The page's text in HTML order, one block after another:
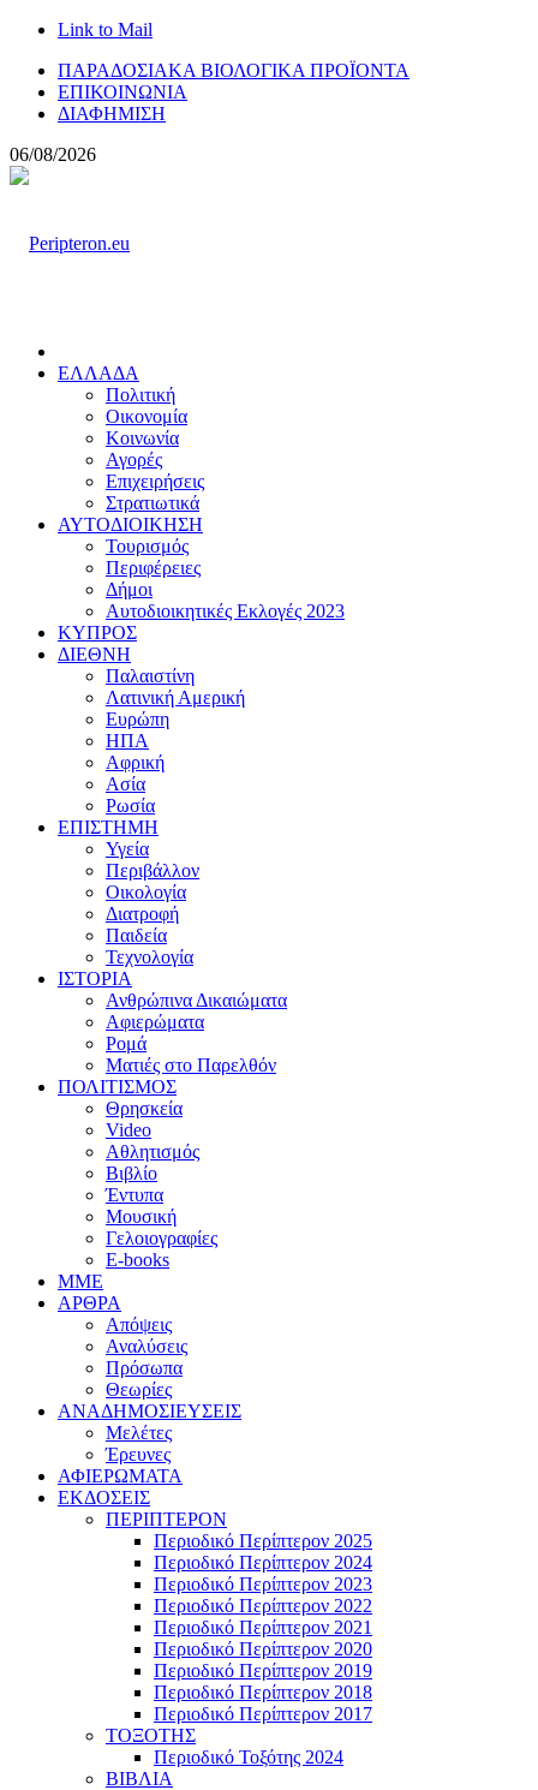
Link to Mail
ΠΑΡΑΔΟΣΙΑΚΑ ΒΙΟΛΟΓΙΚΑ ΠΡΟΪΟΝΤΑ
ΕΠΙΚΟΙΝΩΝΙΑ
ΔΙΑΦΗΜΙΣΗ
06/08/2026
ΕΛΛΑΔΑ
Πολιτική
Οικονομία
Κοινωνία
Αγορές
Επιχειρήσεις
Στρατιωτικά
ΑΥΤΟΔΙΟΙΚΗΣΗ
Τουρισμός
Περιφέρειες
Δήμοι
Αυτοδιοικητικές Εκλογές 2023
ΚΥΠΡΟΣ
ΔΙΕΘΝΗ
Παλαιστίνη
Λατινική Αμερική
Ευρώπη
ΗΠΑ
Αφρική
Ασία
Ρωσία
ΕΠΙΣΤΗΜΗ
Υγεία
Περιβάλλον
Οικολογία
Διατροφή
Παιδεία
Τεχνολογία
ΙΣΤΟΡΙΑ
Ανθρώπινα Δικαιώματα
Αφιερώματα
Ρομά
Ματιές στο Παρελθόν
ΠΟΛΙΤΙΣΜΟΣ
Θρησκεία
Video
Αθλητισμός
Βιβλίο
Έντυπα
Μουσική
Γελοιογραφίες
E-books
MME
ΑΡΘΡΑ
Απόψεις
Αναλύσεις
Πρόσωπα
Θεωρίες
ΑΝΑΔΗΜΟΣΙΕΥΣΕΙΣ
Μελέτες
Έρευνες
ΑΦΙΕΡΩΜΑΤΑ
ΕΚΔΟΣΕΙΣ
ΠΕΡΙΠΤΕΡΟΝ
Περιοδικό Περίπτερον 2025
Περιοδικό Περίπτερον 2024
Περιοδικό Περίπτερον 2023
Περιοδικό Περίπτερον 2022
Περιοδικό Περίπτερον 2021
Περιοδικό Περίπτερον 2020
Περιοδικό Περίπτερον 2019
Περιοδικό Περίπτερον 2018
Περιοδικό Περίπτερον 2017
ΤΟΞΟΤΗΣ
Περιοδικό Τοξότης 2024
ΒΙΒΛΙΑ